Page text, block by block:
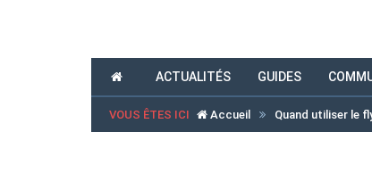
ACTUALITÉS GUIDES
VOUS ÊTES ICI Accueil Quand utiliser le